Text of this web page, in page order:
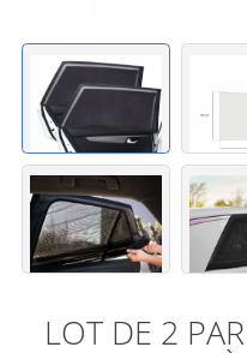
LOT DE 2